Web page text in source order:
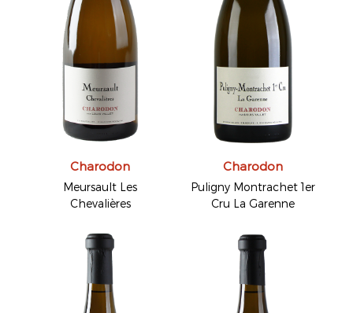
Charodon
Meursault Les
Chevalières
Charodon
Puligny Montrachet 1er
Cru La Garenne